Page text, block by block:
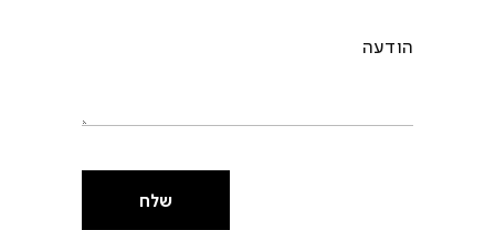
שלח